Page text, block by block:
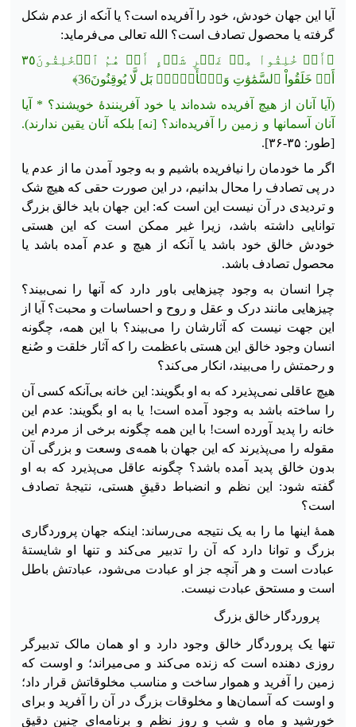
آیا این جهان خودش، خود را آفریده است؟ یا آنکه از عدم شکل
گرفته یا محصول تصادف است؟ الله تعالی می‌فرماید:
﴿‌أَمۡ خُلِقُواْ مِنۡ غَيۡرِ شَيۡءٍ أَمۡ هُمُ ٱلۡخَٰلِقُونَ٣٥
أَمۡ خَلَقُواْ ٱلسَّمَٰوَٰتِ وَٱلۡأَرۡضَۚ بَل لَّا يُوقِنُونَ36﴾
(آیا آنان از هیچ آفریده شده‏‌اند یا خود آفرینندۀ خویشند؟ * آیا
آنان آسمان‏ها و زمین را آفریده‌اند؟ [نه] بلکه آنان یقین ندارند).
[طور: ۳۵-۳۶].
اگر ما خودمان را نیافریده باشیم و به وجود آمدن ما از عدم یا
در پی تصادف را محال بدانیم، در این صورت حقی که هیچ شک
وتردیدی در آن نیست این است که: این جهان باید خالق بزرگ
توانایی داشته باشد، زیرا غیر ممکن است که این هستی
خودش خالق خود باشد یا آنکه از هیچ و عدم آمده باشد یا
محصول تصادف باشد.
چرا انسان به وجود چیزهایی باور دارد که آنها را نمی‌بیند؟
چیزهایی مانند درک و عقل و روح و احساسات و محبت؟ آیا از
این جهت نیست که آثارشان را می‌بیند؟ با این همه، چگونه
انسان وجود خالق این هستی باعظمت را که آثار خلقت و صُنع
و رحمتش را می‌بیند، انکار می‌کند؟
هیچ عاقلی نمی‌پذیرد که به او بگویند: این خانه بی‌آنکه کسی آن
را ساخته باشد به وجود آمده است! یا به او بگویند: عدم این
خانه را پدید آورده است! با این همه چگونه برخی از مردم این
مقوله را می‌پذیرند که این جهان با همه‌ی وسعت و ‌بزرگی آن
بدون خالق پدید آمده باشد؟ چگونه عاقل می‌پذیرد که به او
گفته شود: این نظم و انضباط دقیقِ هستی، نتیجهٔ تصادف
است؟
همهٔ اینها ما را به یک نتیجه می‌رساند: اینکه جهان پروردگاری
بزرگ و توانا دارد که آن را تدبیر می‌کند و تنها او شایستهٔ
عبادت
است و هر آنچه جز او عبادت می‌شود، عبادتش باطل
است و مستحق عبادت نیست.
پروردگار خالق بزرگ
تنها یک پروردگار خالق وجود دارد و او همان مالک تدبیرگر
روزی دهنده است که زنده می‌کند و می‌میراند؛ و اوست که
زمین را آفرید و هموار ساخت و مناسب مخلوقاتش قرار داد؛
و اوست که آسمان‌ها و مخلوقات بزرگ در آن را آفرید و برای
خورشید و ماه و شب و روز نظم و برنامه‌ای چنین دقیق